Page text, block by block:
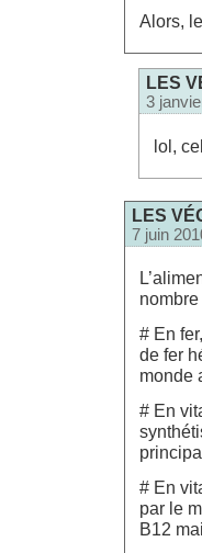
Alors,
LES
3
lol,
LES
7 juin
# En
de fer
monde
# En
# En
par le
B12